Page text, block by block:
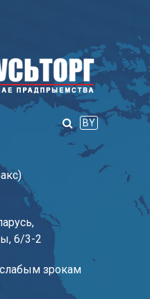
BY
6/3-2
зрокам